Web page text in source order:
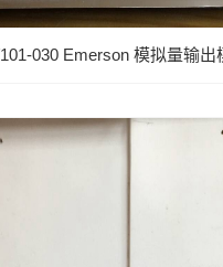
030 Emerson 模拟量输出